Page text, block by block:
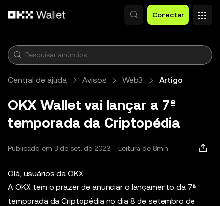
Conectar
Central de ajuda Avisos Web3 Artigo
OKX Wallet vai lançar a 7ª
temporada da Criptopédia
Publicado em 8 de set. de 2023 Leitura de 8min
Olá, usuários da OKX.
A OKX tem o prazer de anunciar o lançamento da 7ª
temporada da Criptopédia no dia 8 de setembro de